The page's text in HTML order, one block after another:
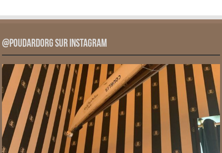
@PoudardOrg sur Instagram